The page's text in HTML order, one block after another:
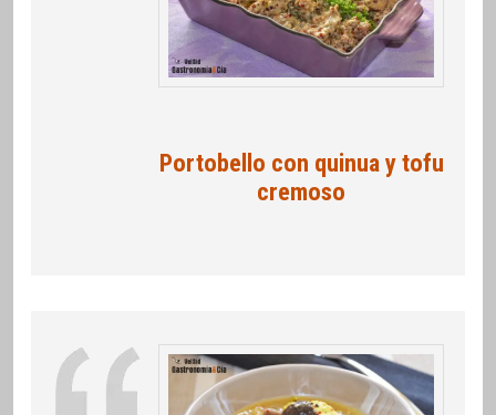
Portobello con quinua y tofu
cremoso